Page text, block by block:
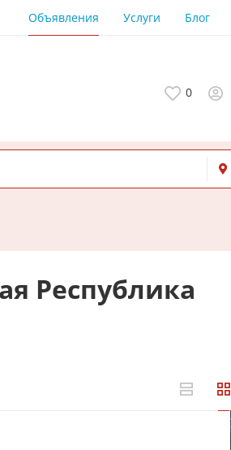
Объявления Услуги Блог
0
Республика